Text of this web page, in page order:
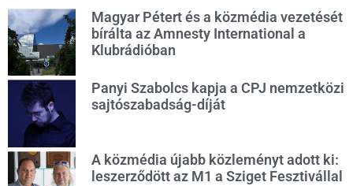
Magyar Pétert és a közmédia vezetését
bírálta az Amnesty International a
Klubrádióban
Panyi Szabolcs kapja a CPJ nemzetközi
sajtószabadság-díját
A közmédia újabb közleményt adott ki:
leszerződött az M1 a Sziget Fesztivállal